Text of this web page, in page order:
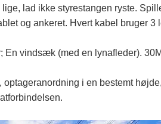
lad ikke styrestangen ryste.
og ankeret. Hvert kabel bruger 3
En vindsæk (med en lynafleder).
i en bestemt